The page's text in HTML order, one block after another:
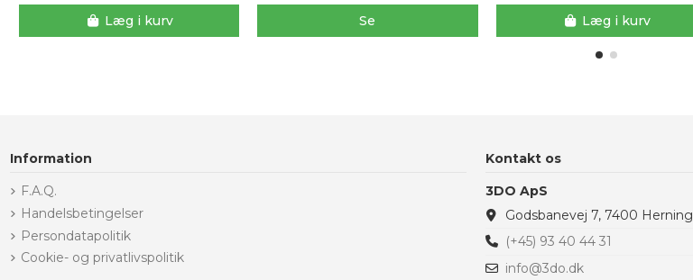
Læg i kurv
Se
Læg i kurv
Information
F.A.Q.
Handelsbetingelser
Persondatapolitik
Cookie- og privatlivspolitik
Kontakt os
3DO ApS
Godsbanevej 7, 7400 Herning
(+45) 93 40 44 31
info@3do.dk